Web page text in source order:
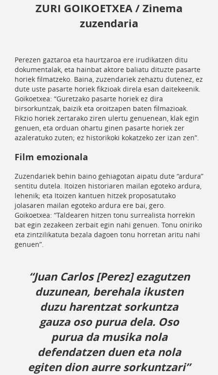
ZURI GOIKOETXEA /Zinema
zuzendaria
Perezen gaztaroa eta haurtzaroa ere irudikatzen ditu
dokumentalak, eta hainbat aktore baliatu dituzte pasarte
horiek filmatzeko. Baina, zuzendariek zehaztu dutenez, ez
dute uste pasarte horiek fikzioak direla esan daitekeenik.
Goikoetxea: “Guretzako pasarte horiek ez dira
birsorkuntzak, baizik eta oroitzapen baten filmazioak.
Fikzio horiek zertarako ziren ulertu genuenean, klak egin
genuen, eta orduan ohartu ginen pasarte horiek zer
azaleratuko zuten; ez historikoki kokatzeko zer izan zen”.
Film emozionala
Zuzendariek behin baino gehiagotan aipatu dute “ardura”
sentitu dutela. Itoizen historiaren mailan egoteko ardura,
lehenik; eta Itoizen kantuen hitzek proposatutako
jolasaren mailan egoteko ardura ere bai, gero.
Goikoetxea: “Taldearen hitzen tonu surrealista horrekin
bat egin zezakeen zerbait egin nahi genuen. Tonu oniriko
eta zintzilikatuta bezala dagoen tonu horretan aritu nahi
genuen”.
“Juan Carlos [Perez] ezagutzen
duzunean, berehala ikusten
duzu harentzat sorkuntza
gauza oso purua dela. Oso
purua da musika nola
defendatzen duen eta nola
egiten dion aurre sorkuntzari”